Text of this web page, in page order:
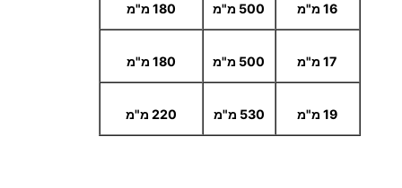
16 מ"מ 500 מ"מ 180 מ"מ
17 מ"מ 500 מ"מ 180 מ"מ
19 מ"מ 530 מ"מ 220 מ"מ